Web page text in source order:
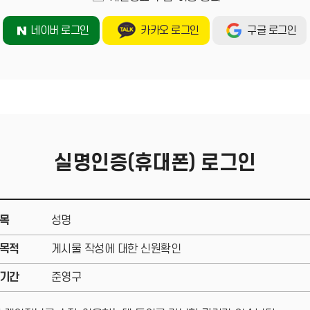
네이버 로그인 카카오 로그인 구글 로그인
실명인증(휴대폰) 로그인
성명
적 게시물 작성에 대한 신원확인
간 준영구